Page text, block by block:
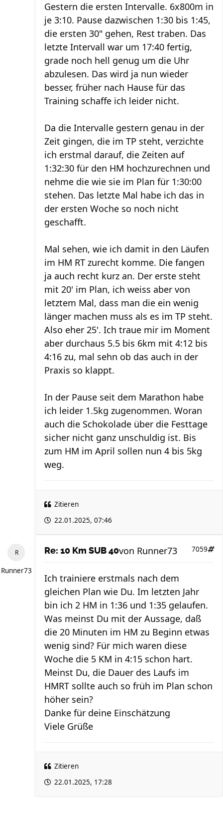
Gestern die ersten Intervalle. 6x800m in
je 3:10. Pause dazwischen 1:30 bis 1:45,
die ersten 30" gehen, Rest traben. Das
letzte Intervall war um 17:40 fertig,
grade noch hell genug um die Uhr
abzulesen. Das wird ja nun wieder
besser, früher nach Hause für das
Training schaffe ich leider nicht.
Da die Intervalle gestern genau in der
Zeit gingen, die im TP steht, verzichte
ich erstmal darauf, die Zeiten auf
1:32:30 für den HM hochzurechnen und
nehme die wie sie im Plan für 1:30:00
stehen. Das letzte Mal habe ich das in
der ersten Woche so noch nicht
geschafft.
Mal sehen, wie ich damit in den Läufen
im HM RT zurecht komme. Die fangen
ja auch recht kurz an. Der erste steht
mit 20' im Plan, ich weiss aber von
letztem Mal, dass man die ein wenig
länger machen muss als es im TP steht.
Also eher 25'. Ich traue mir im Moment
aber durchaus 5.5 bis 6km mit 4:12 bis
4:16 zu, mal sehn ob das auch in der
Praxis so klappt.
In der Pause seit dem Marathon habe
ich leider 1.5kg zugenommen. Woran
auch die Schokolade über die Festtage
sicher nicht ganz unschuldig ist. Bis
zum HM im April sollen nun 4 bis 5kg
weg.
Zitieren
22.01.2025, 07:46
Runner73
Re: 10 Km SUB 40 7059
von Runner73
Ich trainiere erstmals nach dem
gleichen Plan wie Du. Im letzten Jahr
bin ich 2 HM in 1:36 und 1:35 gelaufen.
Was meinst Du mit der Aussage, daß
die 20 Minuten im HM zu Beginn etwas
wenig sind? Für mich waren diese
Woche die 5 KM in 4:15 schon hart.
Meinst Du, die Dauer des Laufs im
HMRT sollte auch so früh im Plan schon
höher sein?
Danke für deine Einschätzung
Viele Grüße
Zitieren
22.01.2025, 17:28